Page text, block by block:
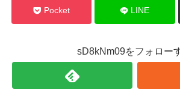
Pocket LINE
sD8kNm09をフォロー